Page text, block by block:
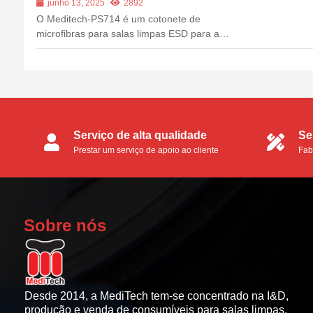
junho 13, 2025 2892
O Meditech-PS714 é um cotonete de
microfibras para salas limpas ESD para a
limpeza de superfícies amplas e áreas planas.
Serviço de alta qualidade
Prestar um serviço de apoio ao cliente
Sobre nós
Desde 2014, a MediTech tem-se concentrado na I&D,
produção e venda de consumíveis para salas limpas.